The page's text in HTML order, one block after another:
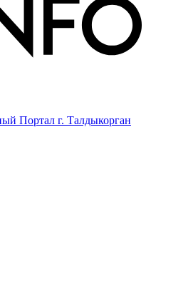
Портал г. Талдыкорган